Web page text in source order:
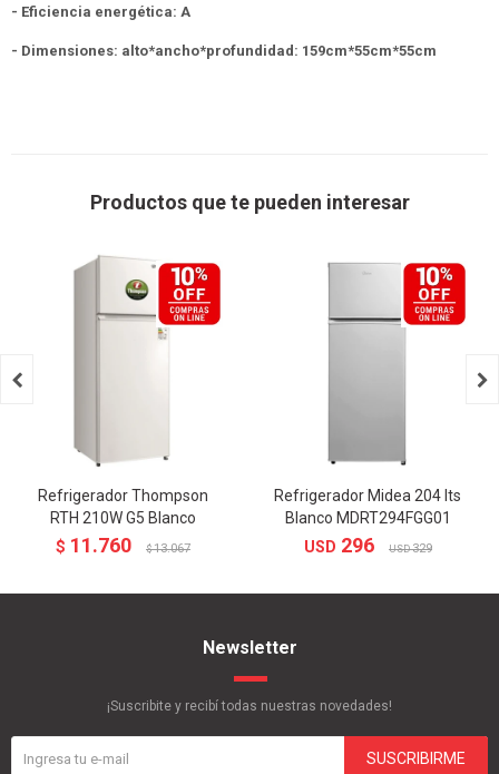
- Eficiencia energética: A
- Dimensiones: alto*ancho*profundidad: 159cm*55cm*55cm
Productos que te pueden interesar
Refrigerador Thompson
RTH 210W G5 Blanco
$ 11.760 $ 13.067
Refrigerador Midea 204 lts
Blanco MDRT294FGG01
USD 296 USD 329
 
Newsletter
¡Suscribite y recibí todas nuestras novedades!
SUSCRIBIRME